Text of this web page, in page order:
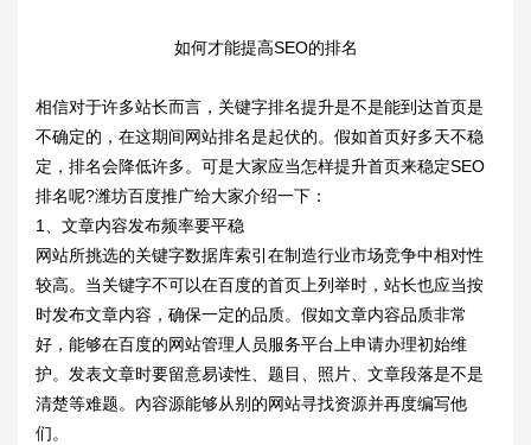
如何才能提高SEO的排名
相信对于许多站长而言，关键字排名提升是不是能到达首页是
不确定的，在这期间网站排名是起伏的。假如首页好多天不稳
定，排名会降低许多。可是大家应当怎样提升首页来稳定SEO
排名呢?潍坊百度推广给大家介绍一下：
1、文章内容发布频率要平稳
网站所挑选的关键字数据库索引在制造行业市场竞争中相对性
较高。当关键字不可以在百度的首页上列举时，站长也应当按
时发布文章内容，确保一定的品质。假如文章内容品质非常
好，能够在百度的网站管理人员服务平台上申请办理初始维
护。发表文章时要留意易读性、题目、照片、文章段落是不是
清楚等难题。內容源能够从别的网站寻找资源并再度编写他
们。